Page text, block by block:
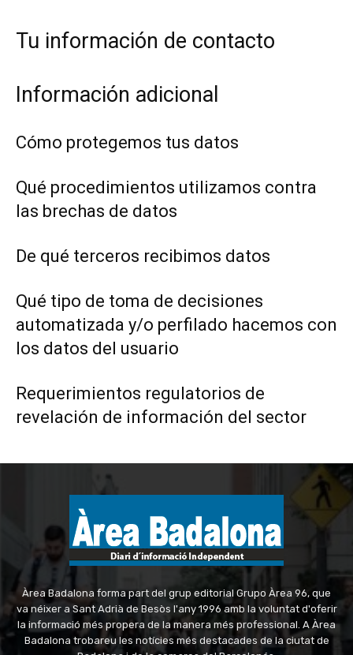
Tu información de contacto
Información adicional
Cómo protegemos tus datos
Qué procedimientos utilizamos contra
las brechas de datos
De qué terceros recibimos datos
Qué tipo de toma de decisiones
automatizada y/o perfilado hacemos con
los datos del usuario
Requerimientos regulatorios de
revelación de información del sector
Àrea Badalona forma part del grup editorial Grupo Àrea 96, que
va néixer a Sant Adrià de Besòs l'any 1996 amb la voluntat d'oferir
la informació més propera de la manera més professional. A Àrea
Badalona trobareu les notícies més destacades de la ciutat de